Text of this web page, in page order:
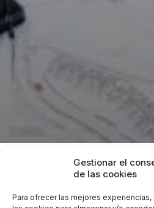
Gestionar el
de las cookies
Para ofrecer las mejores
: Estudio de
Lugar:Urbanización “Huerta